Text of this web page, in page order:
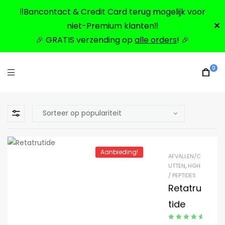
‼️Bancontact & Credit Card terug mogelijk voor
niet-Premium klanten‼️
🎉 GRATIS verzending opalle orders! 🎉
✕
0
Aanbieding!
AFVALLEN/C
UTTEN, HGH
/ PEPTIDES
Retatru
tide